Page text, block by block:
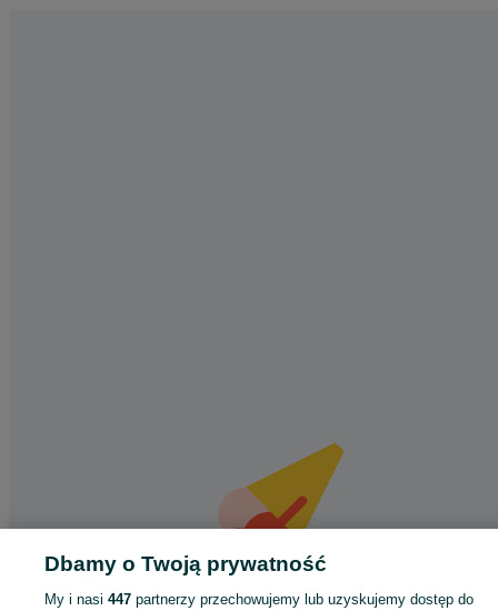
Dbamy o Twoją prywatność
My i nasi 447partnerzy przechowujemy lub uzyskujemy dostęp do